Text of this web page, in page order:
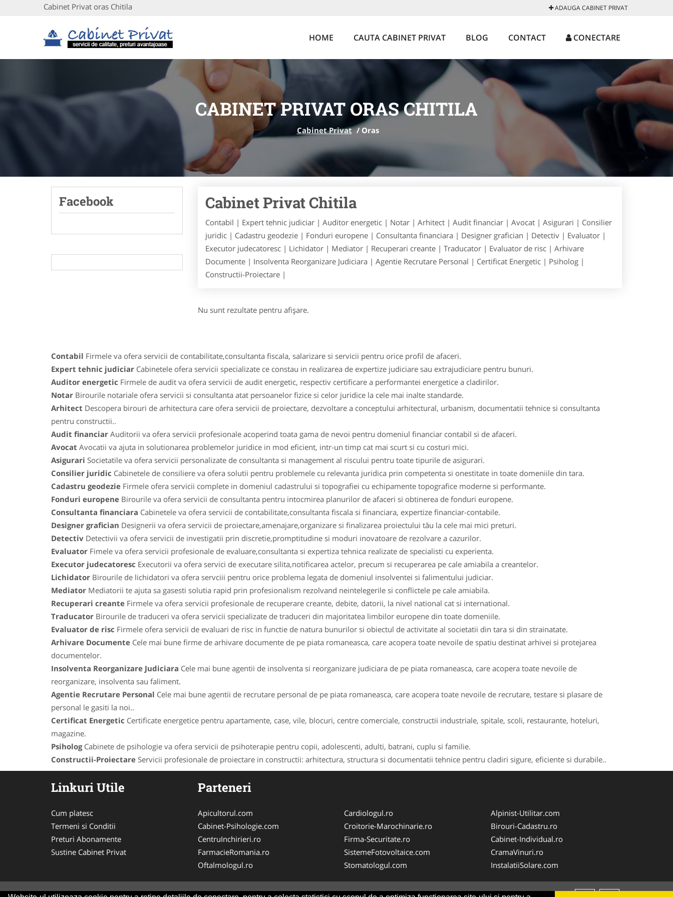
Cabinet Privat oras Chitila ADAUGA CABINET PRIVAT
HOME CAUTA CABINET PRIVAT BLOG CONTACT CONECTARE
CABINET PRIVAT ORAS CHITILA
Cabinet Privat / Oras
Facebook Cabinet Privat Chitila
Contabil | Expert tehnic judiciar | Auditor energetic | Notar | Arhitect | Audit financiar | Avocat | Asigurari | Consilier
juridic | Cadastru geodezie | Fonduri europene | Consultanta financiara | Designer grafician | Detectiv | Evaluator |
Executor judecatoresc | Lichidator | Mediator | Recuperari creante | Traducator | Evaluator de risc | Arhivare
Documente | Insolventa Reorganizare Judiciara | Agentie Recrutare Personal | Certificat Energetic | Psiholog |
Constructii-Proiectare |
Nu sunt rezultate pentru afişare.
Contabil Firmele va ofera servicii de contabilitate,consultanta fiscala, salarizare si servicii pentru orice profil de afaceri.
Expert tehnic judiciar Cabinetele ofera servicii specializate ce constau in realizarea de expertize judiciare sau extrajudiciare pentru bunuri.
Auditor energetic Firmele de audit va ofera servicii de audit energetic, respectiv certificare a performantei energetice a cladirilor.
Notar Birourile notariale ofera servicii si consultanta atat persoanelor fizice si celor juridice la cele mai inalte standarde.
Arhitect Descopera birouri de arhitectura care ofera servicii de proiectare, dezvoltare a conceptului arhitectural, urbanism, documentatii tehnice si consultanta
pentru constructii..
Audit financiar Auditorii va ofera servicii profesionale acoperind toata gama de nevoi pentru domeniul financiar contabil si de afaceri.
Avocat Avocatii va ajuta in solutionarea problemelor juridice in mod eficient, intr-un timp cat mai scurt si cu costuri mici.
Asigurari Societatile va ofera servicii personalizate de consultanta si management al riscului pentru toate tipurile de asigurari.
Consilier juridic Cabinetele de consiliere va ofera solutii pentru problemele cu relevanta juridica prin competenta si onestitate in toate domeniile din tara.
Cadastru geodezie Firmele ofera servicii complete in domeniul cadastrului si topografiei cu echipamente topografice moderne si performante.
Fonduri europene Birourile va ofera servicii de consultanta pentru intocmirea planurilor de afaceri si obtinerea de fonduri europene.
Consultanta financiara Cabinetele va ofera servicii de contabilitate,consultanta fiscala si financiara, expertize financiar-contabile.
Designer grafician Designerii va ofera servicii de proiectare,amenajare,organizare si finalizarea proiectului tău la cele mai mici preturi.
Detectiv Detectivii va ofera servicii de investigatii prin discretie,promptitudine si moduri inovatoare de rezolvare a cazurilor.
Evaluator Fimele va ofera servicii profesionale de evaluare,consultanta si expertiza tehnica realizate de specialisti cu experienta.
Executor judecatoresc Executorii va ofera servici de executare silita,notificarea actelor, precum si recuperarea pe cale amiabila a creantelor.
Lichidator Birourile de lichidatori va ofera servciii pentru orice problema legata de domeniul insolventei si falimentului judiciar.
Mediator Mediatorii te ajuta sa gasesti solutia rapid prin profesionalism rezolvand neintelegerile si conflictele pe cale amiabila.
Recuperari creante Firmele va ofera servicii profesionale de recuperare creante, debite, datorii, la nivel national cat si international.
Traducator Birourile de traduceri va ofera servicii specializate de traduceri din majoritatea limbilor europene din toate domeniile.
Evaluator de risc Firmele ofera servicii de evaluari de risc in functie de natura bunurilor si obiectul de activitate al societatii din tara si din strainatate.
Arhivare Documente Cele mai bune firme de arhivare documente de pe piata romaneasca, care acopera toate nevoile de spatiu destinat arhivei si protejarea
documentelor.
Insolventa Reorganizare Judiciara Cele mai bune agentii de insolventa si reorganizare judiciara de pe piata romaneasca, care acopera toate nevoile de
reorganizare, insolventa sau faliment.
Agentie Recrutare Personal Cele mai bune agentii de recrutare personal de pe piata romaneasca, care acopera toate nevoile de recrutare, testare si plasare de
personal le gasiti la noi..
Certificat Energetic Certificate energetice pentru apartamente, case, vile, blocuri, centre comerciale, constructii industriale, spitale, scoli, restaurante, hoteluri,
magazine.
PsihologCabinete de psihologie va ofera servicii de psihoterapie pentru copii, adolescenti, adulti, batrani, cuplu si familie.
Constructii-Proiectare Servicii profesionale de proiectare in constructii: arhitectura, structura si documentatii tehnice pentru cladiri sigure, eficiente si durabile..
Linkuri Utile
Cum platesc
Termeni si Conditii
Preturi Abonamente
Sustine Cabinet Privat
Parteneri
Apicultorul.com
Cabinet-Psihologie.com
CentruInchirieri.ro
FarmacieRomania.ro
Oftalmologul.ro
Cardiologul.ro
Croitorie-Marochinarie.ro
Firma-Securitate.ro
SistemeFotovoltaice.com
Stomatologul.com
Alpinist-Utilitar.com
Birouri-Cadastru.ro
Cabinet-Individual.ro
CramaVinuri.ro
InstalatiiSolare.com